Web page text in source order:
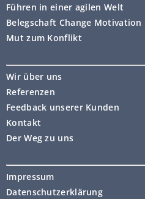
Führen in einer agilen Welt
Belegschaft Change Motivation
Mut zum Konflikt
Wir über uns
Referenzen
Feedback unserer Kunden
Kontakt
Der Weg zu uns
Impressum
Datenschutzerklärung